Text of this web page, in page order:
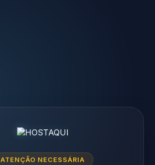
ATENÇÃO NECESSÁRIA